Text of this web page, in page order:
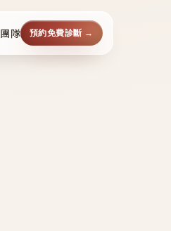
團隊 預約免費診斷 →